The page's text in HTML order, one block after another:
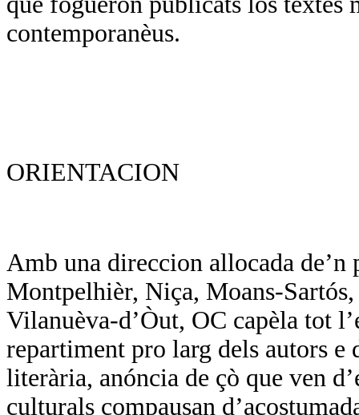
contemporanèus.
ORIENTACION
Amb una direccion allocada
Montpelhièr, Niça, Moans-
Vilanuèva-d’Òut, OC capèla tot
repartiment pro larg dels autors e
literària, anóncia de çò que ven
culturals compausan